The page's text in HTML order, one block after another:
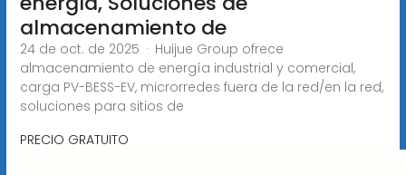
almacenamiento de
24 de oct. de 2025 · Huijue Group ofrece
almacenamiento de energía industrial y comercial,
carga PV-BESS-EV, microrredes fuera de la red/en la red,
soluciones para sitios de
PRECIO GRATUITO